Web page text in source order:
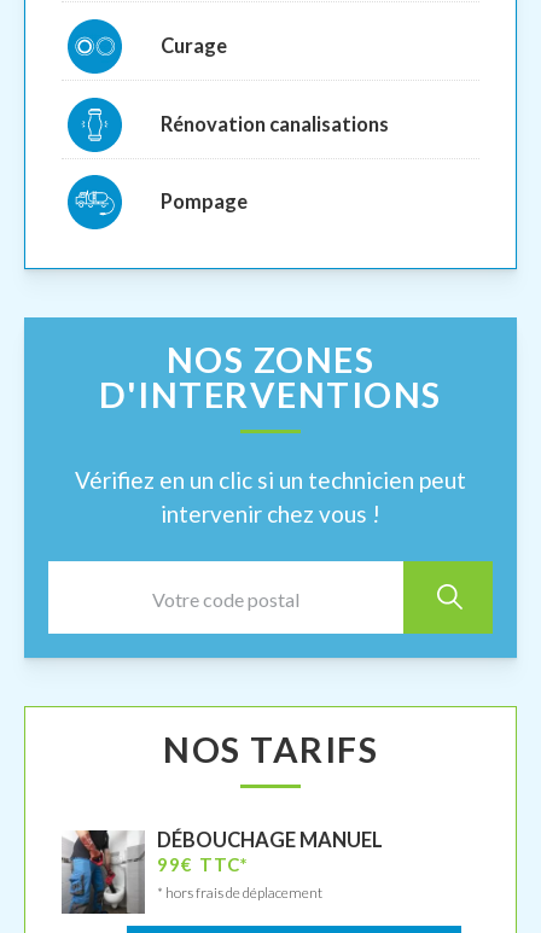
Curage
Rénovation canalisations
Pompage
NOS ZONES
D'INTERVENTIONS
Vérifiez en un clic si un technicien peut
intervenir chez vous !
NOS TARIFS
DÉBOUCHAGE MANUEL
99€ TTC*
* hors frais de déplacement